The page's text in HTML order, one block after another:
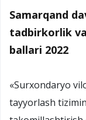
Samarqand
tadbirkorlik
ballari 2022
«Surxondaryo
tayyorlash